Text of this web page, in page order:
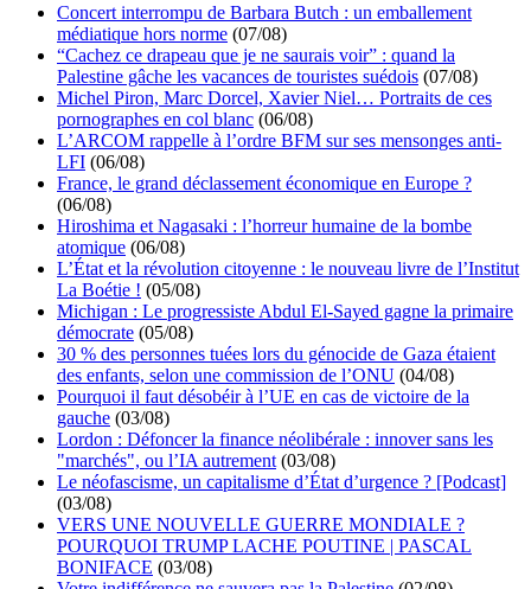
Concert interrompu de Barbara Butch : un emballement
médiatique hors norme (07/08)
“Cachez ce drapeau que je ne saurais voir” : quand la
Palestine gâche les vacances de touristes suédois (07/08)
Michel Piron, Marc Dorcel, Xavier Niel… Portraits de ces
pornographes en col blanc (06/08)
L’ARCOM rappelle à l’ordre BFM sur ses mensonges anti-
LFI (06/08)
France, le grand déclassement économique en Europe ?
(06/08)
Hiroshima et Nagasaki : l’horreur humaine de la bombe
atomique (06/08)
L’État et la révolution citoyenne : le nouveau livre de l’Institut
La Boétie ! (05/08)
Michigan : Le progressiste Abdul El-Sayed gagne la primaire
démocrate (05/08)
30 % des personnes tuées lors du génocide de Gaza étaient
des enfants, selon une commission de l’ONU (04/08)
Pourquoi il faut désobéir à l’UE en cas de victoire de la
gauche (03/08)
Lordon : Défoncer la finance néolibérale : innover sans les
"marchés", ou l’IA autrement (03/08)
Le néofascisme, un capitalisme d’État d’urgence ? [Podcast]
(03/08)
VERS UNE NOUVELLE GUERRE MONDIALE ?
POURQUOI TRUMP LACHE POUTINE | PASCAL
BONIFACE (03/08)